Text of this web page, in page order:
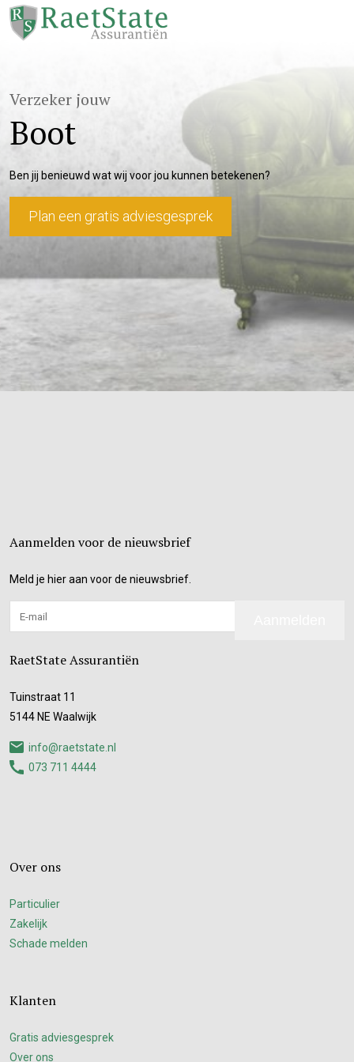
Verzeker jouw
Boot
Ben jij benieuwd wat wij voor jou kunnen betekenen?
Plan een gratis adviesgesprek
RaetState Assurantiën
Tuinstraat 11
5144 NE Waalwijk
info@raetstate.nl
073 711 4444
Over ons
Particulier
Zakelijk
Schade melden
Klanten
Gratis adviesgesprek
Over ons
Aanmelden voor de nieuwsbrief
Meld je hier aan voor de nieuwsbrief.